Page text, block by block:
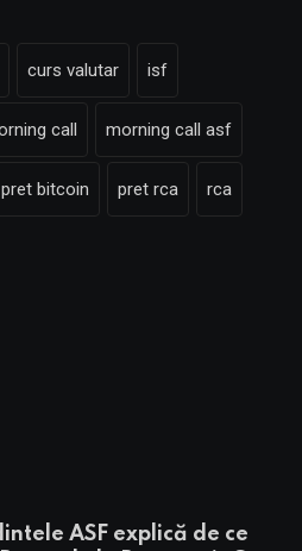
curs valutar isf
call morning call asf
pret bitcoin pret rca rca
ASF explică de ce